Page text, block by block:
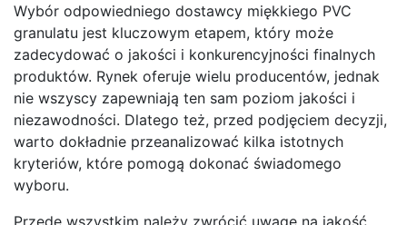
Wybór odpowiedniego dostawcy miękkiego PVC
granulatu jest kluczowym etapem, który może
zadecydować o jakości i konkurencyjności finalnych
produktów. Rynek oferuje wielu producentów, jednak
nie wszyscy zapewniają ten sam poziom jakości i
niezawodności. Dlatego też, przed podjęciem decyzji,
warto dokładnie przeanalizować kilka istotnych
kryteriów, które pomogą dokonać świadomego
wyboru.
Przede wszystkim należy zwrócić uwagę na jakość